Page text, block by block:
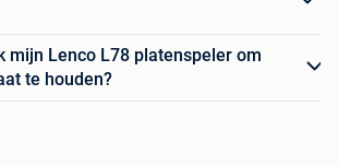
mijn Lenco L78 platenspeler om
te houden?